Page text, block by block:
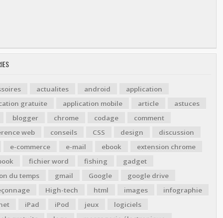
actualites android
application
gratuite
application mobile article
astuces
blogger
chrome codage
comment
web
conseils CSS design
discussion
e-commerce
e-mail ebook
extension chrome
fichier word fishing
gadget
du temps
gmail Google
google drive
High-tech html images
infographie
iPad iPod jeux
logiciels